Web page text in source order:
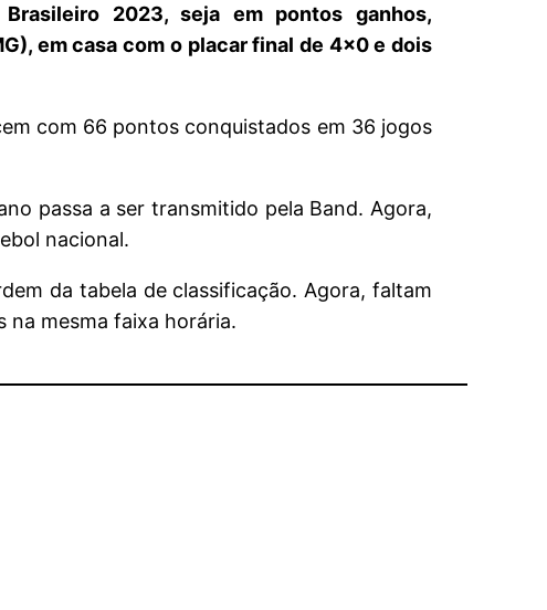
2023, seja em pontos ganhos,
em casa com o placar final de 4×0 e dois
com 66 pontos conquistados em 36 jogos
passa a ser transmitido pela Band. Agora,
nacional.
da tabela de classificação. Agora, faltam
na mesma faixa horária.